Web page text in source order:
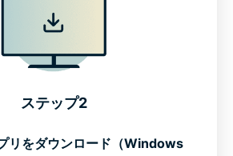
ステップ2
リをダウンロード（Windows